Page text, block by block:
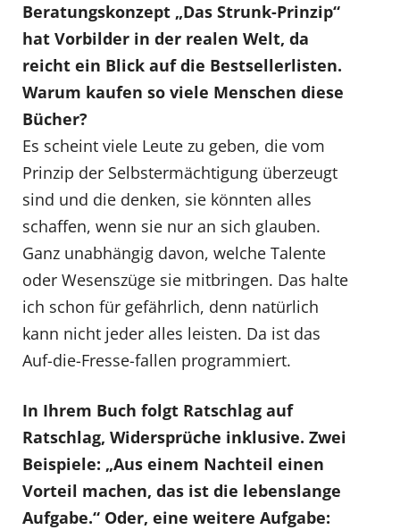
Beratungskonzept „Das Strunk-Prinzip“
hat Vorbilder in der realen Welt, da
reicht ein Blick auf die Bestsellerlisten.
Warum kaufen so viele Menschen diese
Bücher?
Es scheint viele Leute zu geben, die vom
Prinzip der Selbstermächtigung überzeugt
sind und die denken, sie könnten alles
schaffen, wenn sie nur an sich glauben.
Ganz unabhängig davon, welche Talente
oder Wesenszüge sie mitbringen. Das halte
ich schon für gefährlich, denn natürlich
kann nicht jeder alles leisten. Da ist das
Auf-die-Fresse-fallen programmiert.
In Ihrem Buch folgt Ratschlag auf
Ratschlag, Widersprüche inklusive. Zwei
Beispiele: „Aus einem Nachteil einen
Vorteil machen, das ist die lebenslange
Aufgabe.“ Oder, eine weitere Aufgabe: